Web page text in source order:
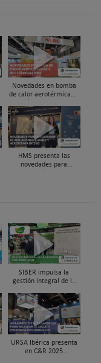
Novedades en bomba
de calor aerotérmicas y
Feria C&R 2025
HMS presenta las
novedades para
SIBER impulsa la
gestión integral de la
en REBUILD 2026
URSA Ibérica presenta
en C&R 2025